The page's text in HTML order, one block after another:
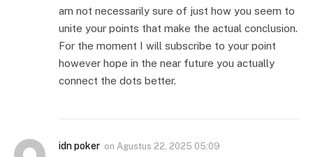
am not necessarily sure of just how you seem to
unite your points that make the actual conclusion.
For the moment I will subscribe to your point
however hope in the near future you actually
connect the dots better.
idn poker on Agustus 22, 2025 05:09